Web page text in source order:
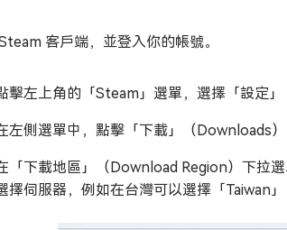
客戶端，並登入你的帳號。
擊左上角的「Steam」選單，選擇「設定」
左側選單中，點擊「下載」（Downloads）
「下載地區」（Download Region）下拉
擇伺服器，例如在台灣可以選擇「Taiwan」